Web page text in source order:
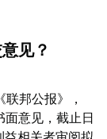
见？
邦公报》，
意见，截止日